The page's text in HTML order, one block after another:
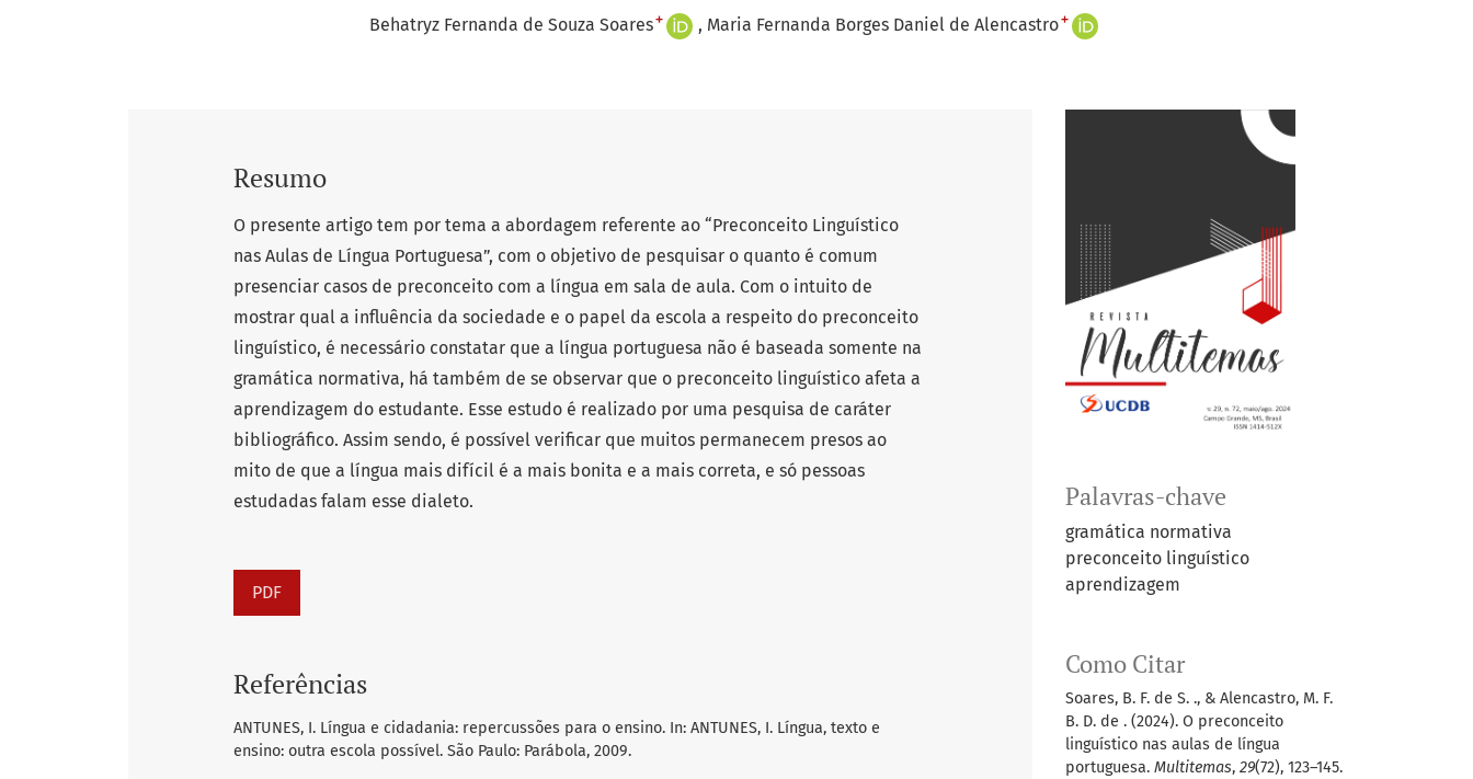
Behatryz Fernanda de Souza Soares+ Maria Fernanda Borges Daniel de Alencastro+
Palavras-chave
gramática normativa
preconceito linguístico
aprendizagem
Como Citar
Soares, B. F. de S. ., & Alencastro, M. F.
B. D. de . (2024). O preconceito
linguístico nas aulas de língua
portuguesa. Multitemas, 29(72), 123–145.
Resumo
O presente artigo tem por tema a abordagem referente ao “Preconceito Linguístico
nas Aulas de Língua Portuguesa”, com o objetivo de pesquisar o quanto é comum
presenciar casos de preconceito com a língua em sala de aula. Com o intuito de
mostrar qual a influência da sociedade e o papel da escola a respeito do preconceito
linguístico, é necessário constatar que a língua portuguesa não é baseada somente na
gramática normativa, há também de se observar que o preconceito linguístico afeta a
aprendizagem do estudante. Esse estudo é realizado por uma pesquisa de caráter
bibliográfico. Assim sendo, é possível verificar que muitos permanecem presos ao
mito de que a língua mais difícil é a mais bonita e a mais correta, e só pessoas
estudadas falam esse dialeto.
PDF
Referências
ANTUNES, I. Língua e cidadania: repercussões para o ensino. In: ANTUNES, I. Língua, texto e
ensino: outra escola possível. São Paulo: Parábola, 2009.